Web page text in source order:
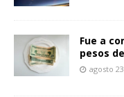
Fue a
pesos
agosto